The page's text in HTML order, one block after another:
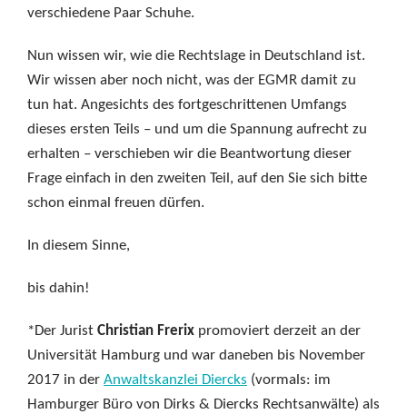
verschiedene Paar Schuhe.
Nun wissen wir, wie die Rechtslage in Deutschland ist.
Wir wissen aber noch nicht, was der EGMR damit zu
tun hat. Angesichts des fortgeschrittenen Umfangs
dieses ersten Teils – und um die Spannung aufrecht zu
erhalten – verschieben wir die Beantwortung dieser
Frage einfach in den zweiten Teil, auf den Sie sich bitte
schon einmal freuen dürfen.
In diesem Sinne,
bis dahin!
*Der Jurist Christian Frerix promoviert derzeit an der
Universität Hamburg und war daneben bis November
2017 in der Anwaltskanzlei Diercks (vormals: im
Hamburger Büro von Dirks & Diercks Rechtsanwälte) als